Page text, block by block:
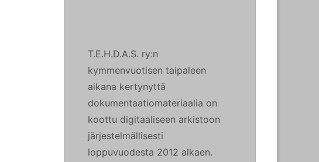
T.E.H.D.A.S. ry:n
kymmenvuotisen taipaleen
aikana kertynyttä
dokumentaatiomateriaalia on
koottu digitaaliseen arkistoon
järjestelmällisesti
loppuvuodesta 2012 alkaen.